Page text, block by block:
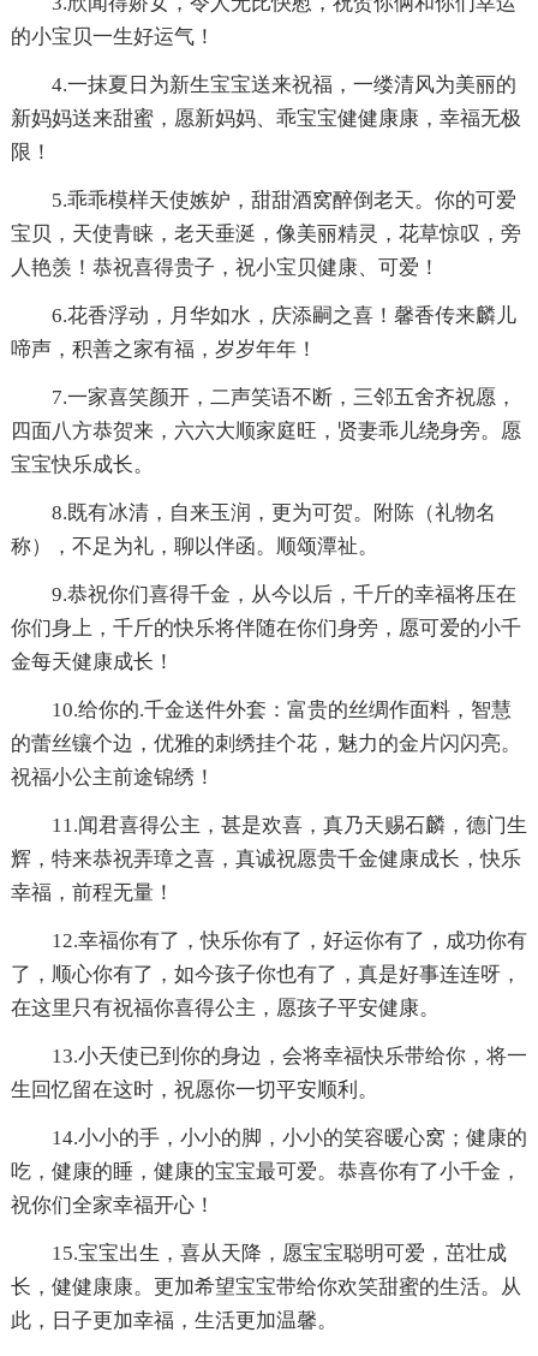
的小宝贝一生好运气！
4.一抹夏日为新生宝宝送来祝福，一缕清风为美丽的
新妈妈送来甜蜜，愿新妈妈、乖宝宝健健康康，幸福无极
限！
5.乖乖模样天使嫉妒，甜甜酒窝醉倒老天。你的可爱
宝贝，天使青睐，老天垂涎，像美丽精灵，花草惊叹，旁
人艳羡！恭祝喜得贵子，祝小宝贝健康、可爱！
6.花香浮动，月华如水，庆添嗣之喜！馨香传来麟儿
啼声，积善之家有福，岁岁年年！
7.一家喜笑颜开，二声笑语不断，三邻五舍齐祝愿，
四面八方恭贺来，六六大顺家庭旺，贤妻乖儿绕身旁。愿
宝宝快乐成长。
8.既有冰清，自来玉润，更为可贺。附陈（礼物名
称），不足为礼，聊以伴函。顺颂潭祉。
9.恭祝你们喜得千金，从今以后，千斤的幸福将压在
你们身上，千斤的快乐将伴随在你们身旁，愿可爱的小千
金每天健康成长！
10.给你的.千金送件外套：富贵的丝绸作面料，智慧
的蕾丝镶个边，优雅的刺绣挂个花，魅力的金片闪闪亮。
祝福小公主前途锦绣！
11.闻君喜得公主，甚是欢喜，真乃天赐石麟，德门生
辉，特来恭祝弄璋之喜，真诚祝愿贵千金健康成长，快乐
幸福，前程无量！
12.幸福你有了，快乐你有了，好运你有了，成功你有
了，顺心你有了，如今孩子你也有了，真是好事连连呀，
在这里只有祝福你喜得公主，愿孩子平安健康。
13.小天使已到你的身边，会将幸福快乐带给你，将一
生回忆留在这时，祝愿你一切平安顺利。
14.小小的手，小小的脚，小小的笑容暖心窝；健康的
吃，健康的睡，健康的宝宝最可爱。恭喜你有了小千金，
祝你们全家幸福开心！
15.宝宝出生，喜从天降，愿宝宝聪明可爱，茁壮成
长，健健康康。更加希望宝宝带给你欢笑甜蜜的生活。从
此，日子更加幸福，生活更加温馨。